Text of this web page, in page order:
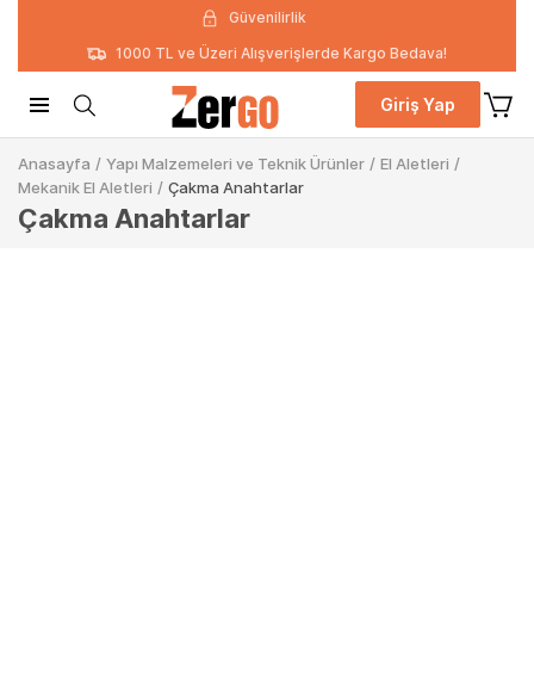
Güvenilirlik
1000 TL ve Üzeri Alışverişlerde Kargo Bedava!
Giriş Yap
Anasayfa / Yapı Malzemeleri ve Teknik Ürünler / El Aletleri /
Mekanik El Aletleri / Çakma Anahtarlar
Çakma Anahtarlar